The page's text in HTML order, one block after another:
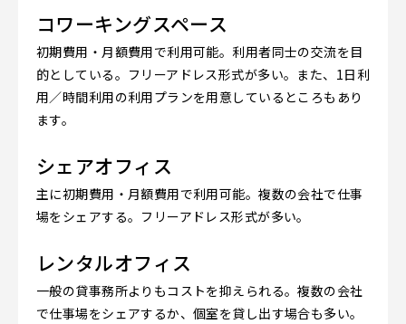
コワーキングスペース
初期費用・月額費用で利用可能。利用者同士の交流を目
的としている。フリーアドレス形式が多い。また、1日利
用／時間利用の利用プランを用意しているところもあり
ます。
シェアオフィス
主に初期費用・月額費用で利用可能。複数の会社で仕事
場をシェアする。フリーアドレス形式が多い。
レンタルオフィス
一般の貸事務所よりもコストを抑えられる。複数の会社
で仕事場をシェアするか、個室を貸し出す場合も多い。